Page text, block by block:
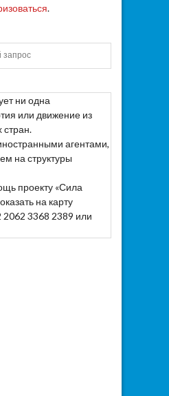
.
ни одна
или движение из
стран.
агентами,
на структуры
проекту «Сила
на карту
3368 2389 или